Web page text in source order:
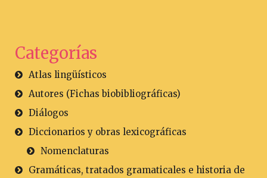
Categorías
Atlas lingüísticos
Autores (Fichas biobibliográficas)
Diálogos
Diccionarios y obras lexicográficas
Nomenclaturas
Gramáticas, tratados gramaticales e historia de